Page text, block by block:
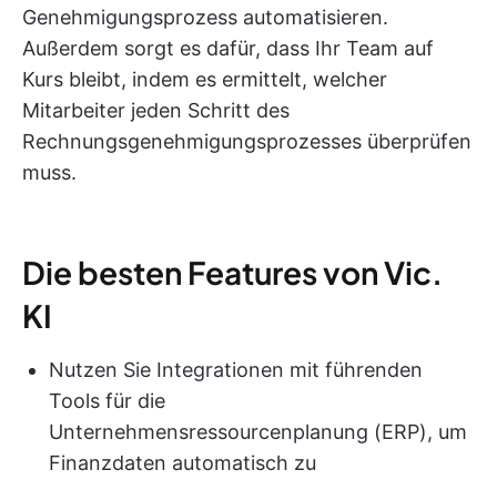
Genehmigungsprozess automatisieren.
Außerdem sorgt es dafür, dass Ihr Team auf
Kurs bleibt, indem es ermittelt, welcher
Mitarbeiter jeden Schritt des
Rechnungsgenehmigungsprozesses überprüfen
muss.
Die besten Features von Vic.
KI
Nutzen Sie Integrationen mit führenden
Tools für die
Unternehmensressourcenplanung (ERP), um
Finanzdaten automatisch zu